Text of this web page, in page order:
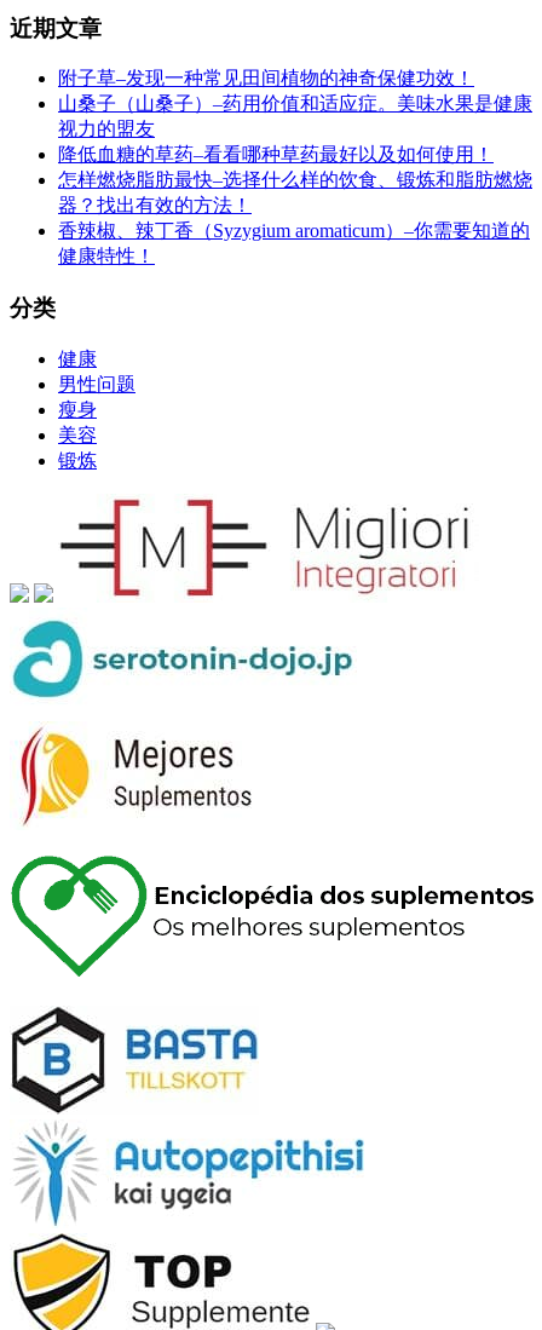
近期文章
附子草–发现一种常见田间植物的神奇保健功效！
山桑子（山桑子）–药用价值和适应症。美味水果是健康
视力的盟友
降低血糖的草药–看看哪种草药最好以及如何使用！
怎样燃烧脂肪最快–选择什么样的饮食、锻炼和脂肪燃烧
器？找出有效的方法！
香辣椒、辣丁香（Syzygium aromaticum）–你需要知道的
健康特性！
分类
健康
男性问题
瘦身
美容
锻炼